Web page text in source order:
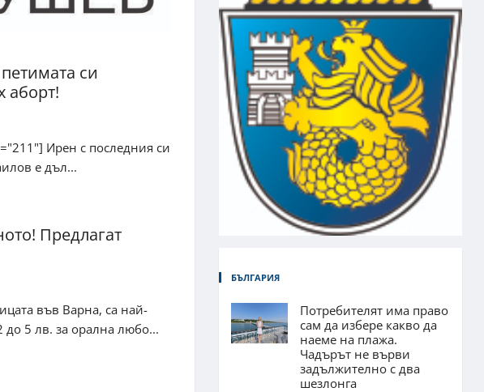
си
аборт!
Ирен с последния си
е дъл...
Предлагат
във Варна, са най-
до 5 лв. за орална любо...
БЪЛГАРИЯ
Потребителят има право
сам да избере какво да
наеме на плажа.
Чадърът не върви
задължително с два
шезлонга